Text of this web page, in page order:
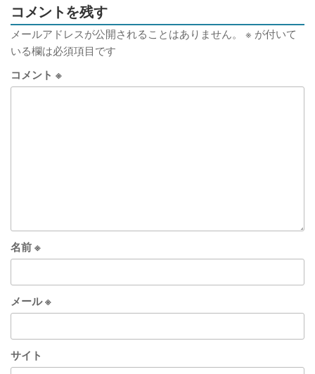
コメントを残す
メールアドレスが公開されることはありません。 ※ が付いて
いる欄は必須項目です
コメント ※
名前※
メール※
サイト